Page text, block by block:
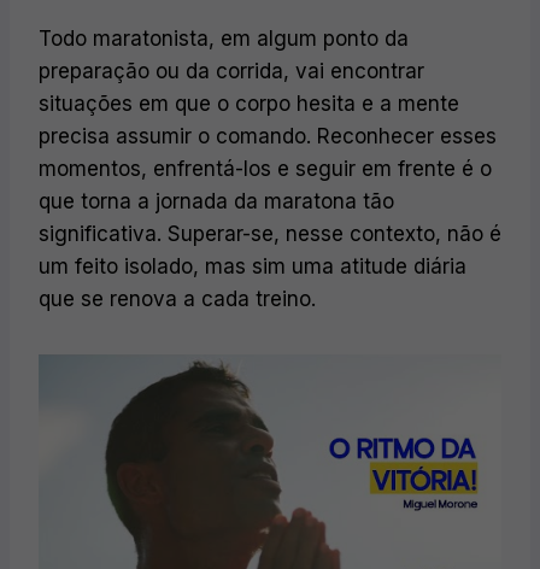
Todo maratonista, em algum ponto da
preparação ou da corrida, vai encontrar
situações em que o corpo hesita e a mente
precisa assumir o comando. Reconhecer esses
momentos, enfrentá-los e seguir em frente é o
que torna a jornada da maratona tão
significativa. Superar-se, nesse contexto, não é
um feito isolado, mas sim uma atitude diária
que se renova a cada treino.